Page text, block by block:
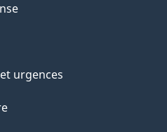
urgences